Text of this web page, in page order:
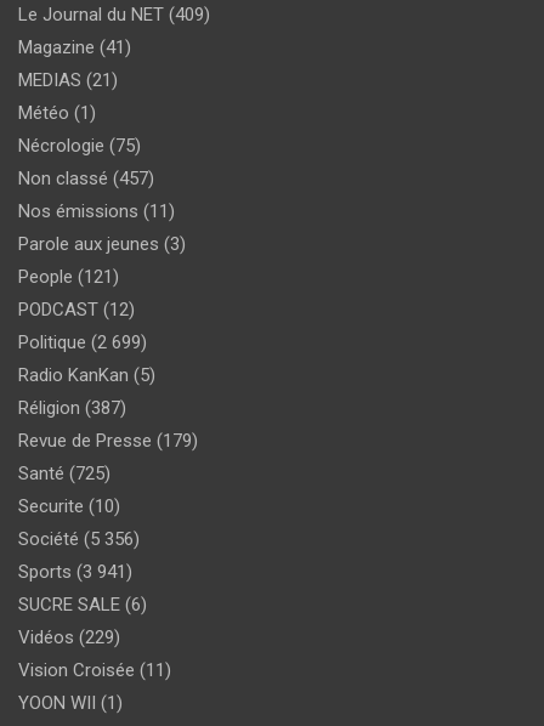
Le Journal du NET (409)
Magazine (41)
MEDIAS (21)
Météo (1)
Nécrologie (75)
Non classé (457)
Nos émissions (11)
Parole aux jeunes (3)
People (121)
PODCAST (12)
Politique (2 699)
Radio KanKan (5)
Réligion (387)
Revue de Presse (179)
Santé (725)
Securite (10)
Société (5 356)
Sports (3 941)
SUCRE SALE (6)
Vidéos (229)
Vision Croisée (11)
YOON WII (1)